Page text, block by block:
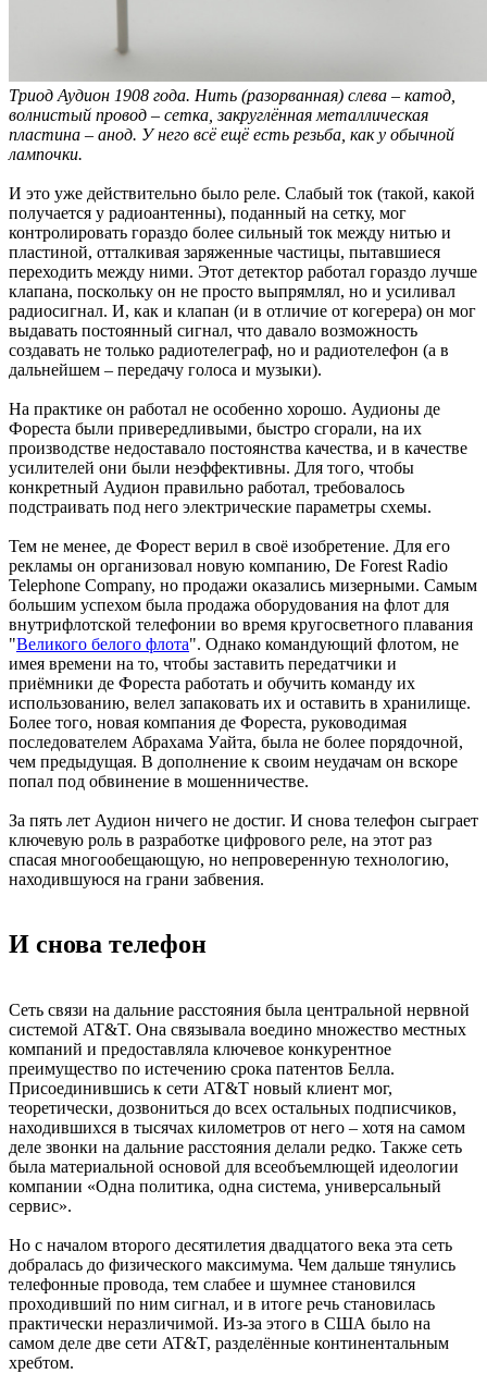
Триод Аудион 1908 года. Нить (разорванная) слева – катод,
волнистый провод – сетка, закруглённая металлическая
пластина – анод. У него всё ещё есть резьба, как у обычной
лампочки.
И это уже действительно было реле. Слабый ток (такой, какой
получается у радиоантенны), поданный на сетку, мог
контролировать гораздо более сильный ток между нитью и
пластиной, отталкивая заряженные частицы, пытавшиеся
переходить между ними. Этот детектор работал гораздо лучше
клапана, поскольку он не просто выпрямлял, но и усиливал
радиосигнал. И, как и клапан (и в отличие от когерера) он мог
выдавать постоянный сигнал, что давало возможность
создавать не только радиотелеграф, но и радиотелефон (а в
дальнейшем – передачу голоса и музыки).
На практике он работал не особенно хорошо. Аудионы де
Фореста были привередливыми, быстро сгорали, на их
производстве недоставало постоянства качества, и в качестве
усилителей они были неэффективны. Для того, чтобы
конкретный Аудион правильно работал, требовалось
подстраивать под него электрические параметры схемы.
Тем не менее, де Форест верил в своё изобретение. Для его
рекламы он организовал новую компанию, De Forest Radio
Telephone Company, но продажи оказались мизерными. Самым
большим успехом была продажа оборудования на флот для
внутрифлотской телефонии во время кругосветного плавания
"Великого белого флота". Однако командующий флотом, не
имея времени на то, чтобы заставить передатчики и
приёмники де Фореста работать и обучить команду их
использованию, велел запаковать их и оставить в хранилище.
Более того, новая компания де Фореста, руководимая
последователем Абрахама Уайта, была не более порядочной,
чем предыдущая. В дополнение к своим неудачам он вскоре
попал под обвинение в мошенничестве.
За пять лет Аудион ничего не достиг. И снова телефон сыграет
ключевую роль в разработке цифрового реле, на этот раз
спасая многообещающую, но непроверенную технологию,
находившуюся на грани забвения.
И снова телефон
Сеть связи на дальние расстояния была центральной нервной
системой AT&T. Она связывала воедино множество местных
компаний и предоставляла ключевое конкурентное
преимущество по истечению срока патентов Белла.
Присоединившись к сети AT&T новый клиент мог,
теоретически, дозвониться до всех остальных подписчиков,
находившихся в тысячах километров от него – хотя на самом
деле звонки на дальние расстояния делали редко. Также сеть
была материальной основой для всеобъемлющей идеологии
компании «Одна политика, одна система, универсальный
сервис».
Но с началом второго десятилетия двадцатого века эта сеть
добралась до физического максимума. Чем дальше тянулись
телефонные провода, тем слабее и шумнее становился
проходивший по ним сигнал, и в итоге речь становилась
практически неразличимой. Из-за этого в США было на
самом деле две сети AT&T, разделённые континентальным
хребтом.